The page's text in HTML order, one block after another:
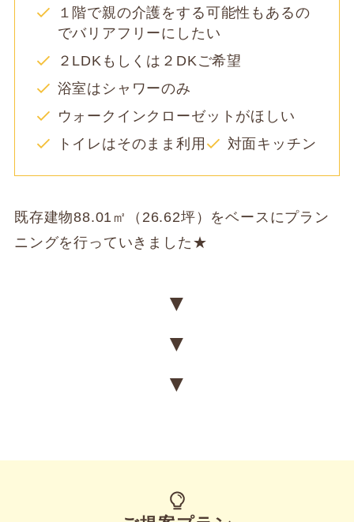
１階で親の介護をする可能性もあるの
でバリアフリーにしたい
２LDKもしくは２DKご希望
浴室はシャワーのみ
ウォークインクローゼットがほしい
トイレはそのまま利用
対面キッチン
既存建物88.01㎡（26.62坪）をベースにプラン
ニングを行っていきました★
▼
▼
▼